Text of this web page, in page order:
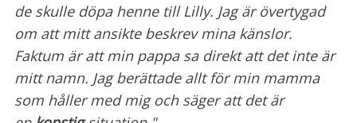
de skulle döpa henne till Lilly. Jag är övertygad
om att mitt ansikte beskrev mina känslor.
Faktum är att min pappa sa direkt att det inte är
mitt namn. Jag berättade allt för min mamma
som håller med mig och säger att det är